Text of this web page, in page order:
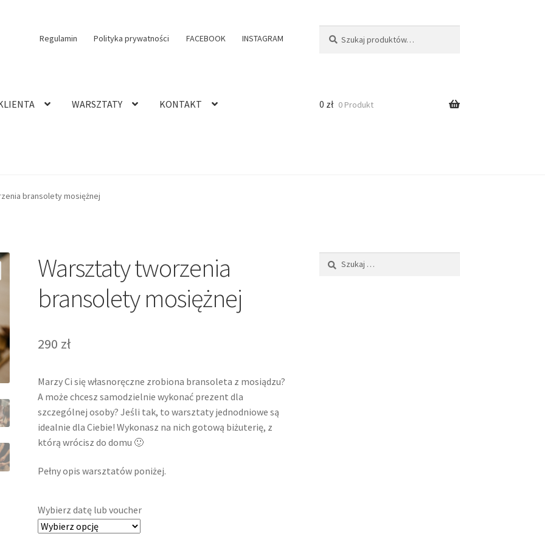
Regulamin Polityka prywatności FACEBOOK INSTAGRAM
WARSZTATY KONTAKT 0 zł 0 Produkt
bransolety mosiężnej
Warsztaty tworzenia
bransolety mosiężnej
290 zł
Marzy Ci się własnoręczne zrobiona bransoleta z mosiądzu?
A może chcesz samodzielnie wykonać prezent dla
szczególnej osoby? Jeśli tak, to warsztaty jednodniowe są
idealnie dla Ciebie! Wykonasz na nich gotową biżuterię, z
którą wrócisz do domu 🙂
Pełny opis warsztatów poniżej.
Wybierz datę lub voucher
Szukaj: